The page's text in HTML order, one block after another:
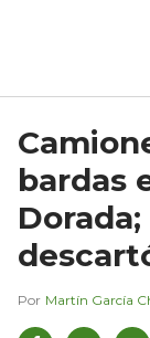
bardas
Martín García